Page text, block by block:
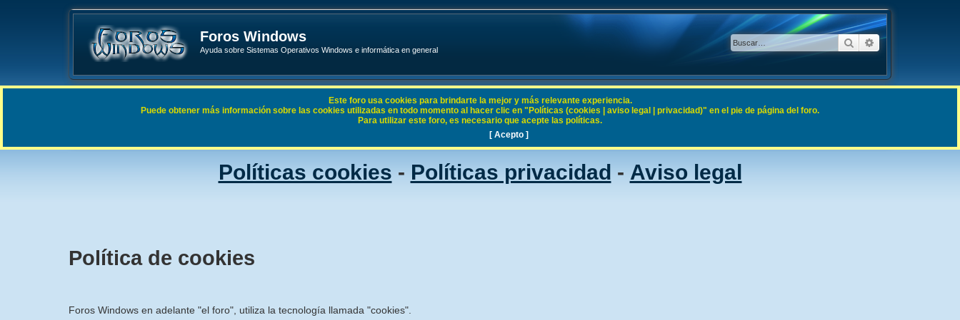
Foros Windows
Ayuda sobre Sistemas Operativos Windows e informática en general
BuscarBúsqueda
Enlaces rápidos FAQ
Políticas cookies - Políticas privacidad - Aviso legal
Política de cookies
Foros Windows en adelante "el foro", utiliza la tecnología llamada "cookies".
Este foro usa cookies para brindarte la mejor y más relevante experiencia.
Puede obtener más información sobre las cookies utilizadas en todo momento al hacer clic en "Políticas (cookies | aviso legal | privacidad)" en el pie de página del foro.
Para utilizar este foro, es necesario que acepte las políticas.
[ Acepto ]